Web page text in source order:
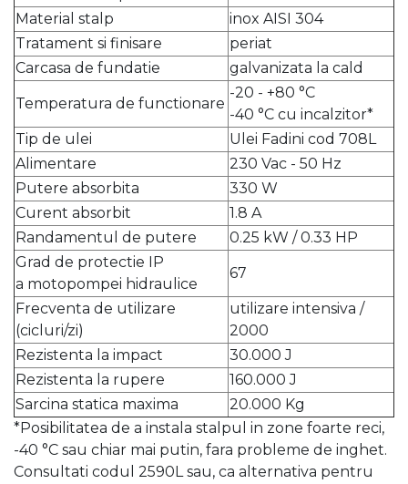
Material stalp
inox AISI 304
Tratament si finisare
periat
Carcasa de fundatie
galvanizata la cald
Temperatura de functionare
-20 - +80 °C
-40 °C cu incalzitor*
Tip de ulei
Ulei Fadini cod 708L
Alimentare
230 Vac - 50 Hz
Putere absorbita
330 W
Curent absorbit
1.8 A
Randamentul de putere
0.25 kW / 0.33 HP
Grad de protectie IP
a motopompei hidraulice
67
Frecventa de utilizare
(cicluri/zi)
utilizare intensiva /
2000
Rezistenta la impact
30.000 J
Rezistenta la rupere
160.000 J
Sarcina statica maxima
20.000 Kg
*Posibilitatea de a instala stalpul in zone foarte reci,
-40 °C sau chiar mai putin, fara probleme de inghet.
Consultati codul 2590L sau, ca alternativa pentru